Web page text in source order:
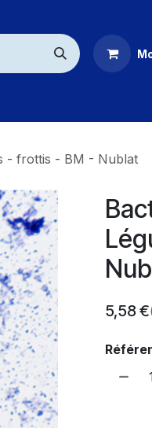
- frottis - BM - Nublat
5,58€